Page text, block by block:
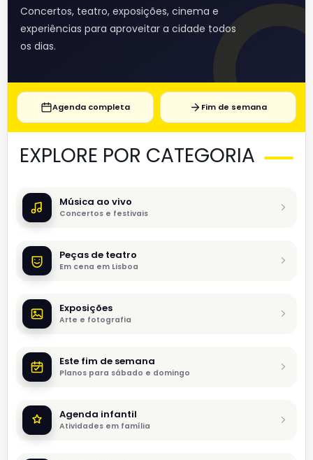
Concertos, teatro, exposições, cinema e
experiências para aproveitar a cidade todos
os dias.
Agenda completa Fim de semana
EXPLORE POR CATEGORIA
Música ao vivo
Concertos e festivais
Peças de teatro
Em cena em Lisboa
Exposições
Arte e fotografia
Este fim de semana
Planos para sábado e domingo
Agenda infantil
Atividades em família